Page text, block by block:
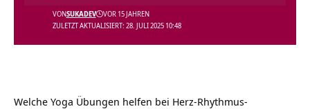
ZULETZT AKTUALISIERT: 28. JULI 2025 10:48
VONSUKADEV VOR 15 JAHREN
Welche Yoga Übungen helfen bei Herz-Rhythmus-